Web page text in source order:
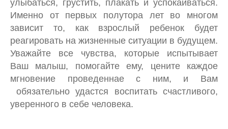
улыбаться, грустить, плакать и успокаиваться.
Именно от первых полутора лет во многом
зависит то, как взрослый ребенок будет
реагировать на жизненные ситуации в будущем.
Уважайте все чувства, которые испытывает
Ваш малыш, помогайте ему, цените каждое
мгновение проведеннае с ним, и Вам
обязательно удастся воспитать счастливого,
уверенного в себе человека.